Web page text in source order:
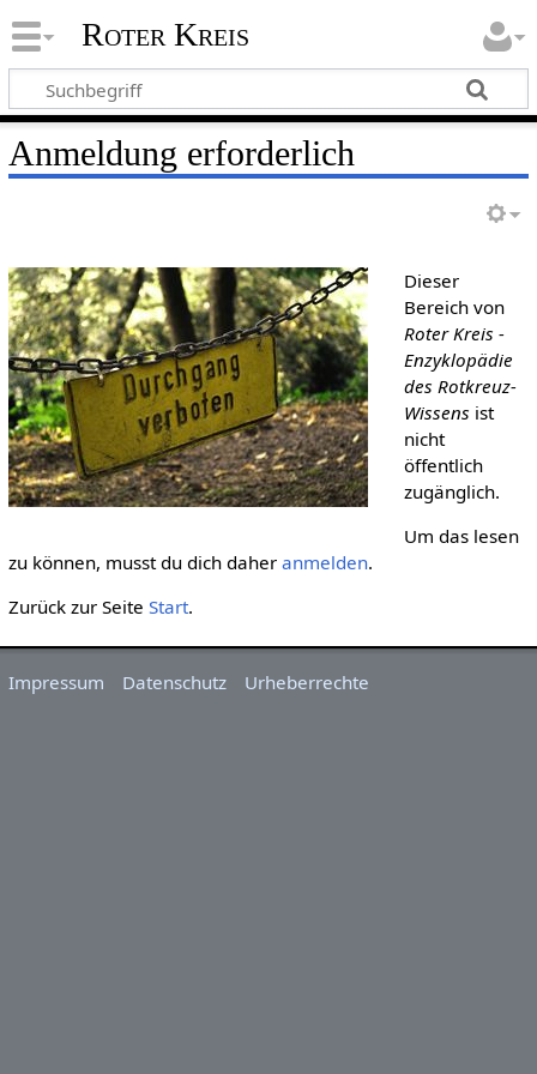
Roter Kreis
Anmeldung erforderlich
Dieser
Bereich von
Roter Kreis -
Enzyklopädie
des Rotkreuz-
Wissens ist
nicht
öffentlich
zugänglich.
Um das lesen
zu können, musst du dich daher anmelden.
Zurück zur Seite Start.
Impressum Datenschutz Urheberrechte